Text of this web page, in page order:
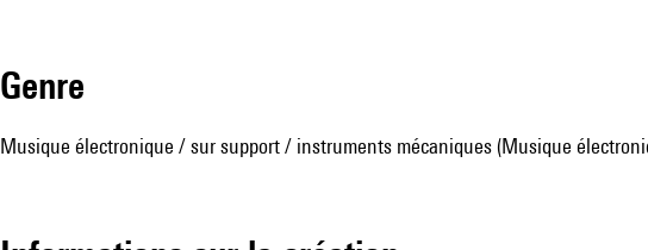
genre
Musique électronique / sur support / instruments mécaniques (Musique